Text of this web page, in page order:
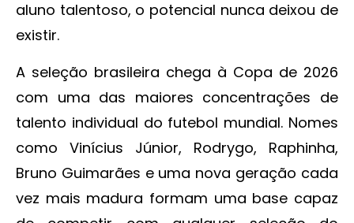
aluno talentoso, o potencial nunca deixou de
existir.
A seleção brasileira chega à Copa de 2026
com uma das maiores concentrações de
talento individual do futebol mundial. Nomes
como Vinícius Júnior, Rodrygo, Raphinha,
Bruno Guimarães e uma nova geração cada
vez mais madura formam uma base capaz